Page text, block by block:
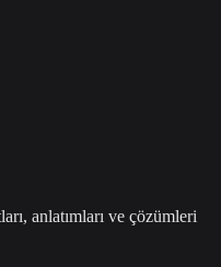
anlatımları ve çözümleri